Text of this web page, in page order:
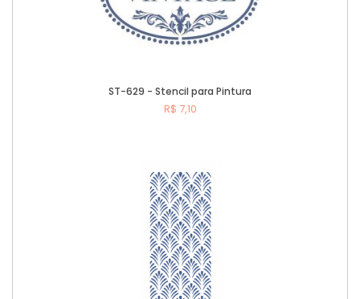
ST-629 - Stencil para Pintura
R$ 7,10